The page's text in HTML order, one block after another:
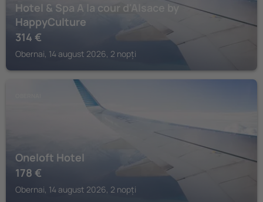
Hotel & Spa A la cour d'Alsace by
HappyCulture
314 €
Obernai, 14 august 2026, 2 nopți
Oneloft Hotel
178 €
Obernai, 14 august 2026, 2 nopți